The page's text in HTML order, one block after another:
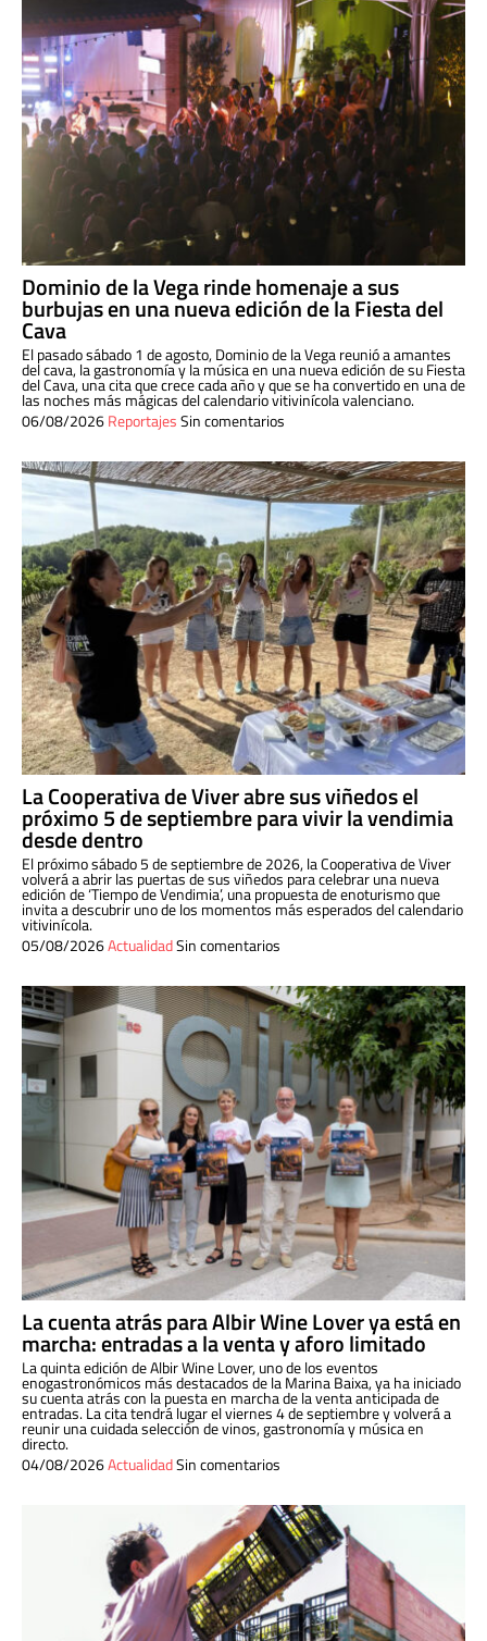
Dominio de la Vega rinde homenaje a sus
burbujas en una nueva edición de la Fiesta del
Cava
El pasado sábado 1 de agosto, Dominio de la Vega reunió a amantes
del cava, la gastronomía y la música en una nueva edición de su Fiesta
del Cava, una cita que crece cada año y que se ha convertido en una de
las noches más mágicas del calendario vitivinícola valenciano.
06/08/2026ReportajesSin comentarios
La Cooperativa de Viver abre sus viñedos el
próximo 5 de septiembre para vivir la vendimia
desde dentro
El próximo sábado 5 de septiembre de 2026, la Cooperativa de Viver
volverá a abrir las puertas de sus viñedos para celebrar una nueva
edición de ‘Tiempo de Vendimia’, una propuesta de enoturismo que
invita a descubrir uno de los momentos más esperados del calendario
vitivinícola.
05/08/2026ActualidadSin comentarios
La cuenta atrás para Albir Wine Lover ya está en
marcha: entradas a la venta y aforo limitado
La quinta edición de Albir Wine Lover, uno de los eventos
enogastronómicos más destacados de la Marina Baixa, ya ha iniciado
su cuenta atrás con la puesta en marcha de la venta anticipada de
entradas. La cita tendrá lugar el viernes 4 de septiembre y volverá a
reunir una cuidada selección de vinos, gastronomía y música en
directo.
04/08/2026ActualidadSin comentarios